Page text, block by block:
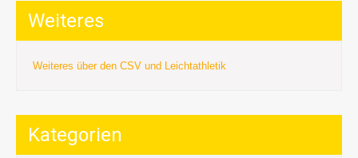
Weiteres
Weiteres über den CSV und Leichtathletik
Kategorien